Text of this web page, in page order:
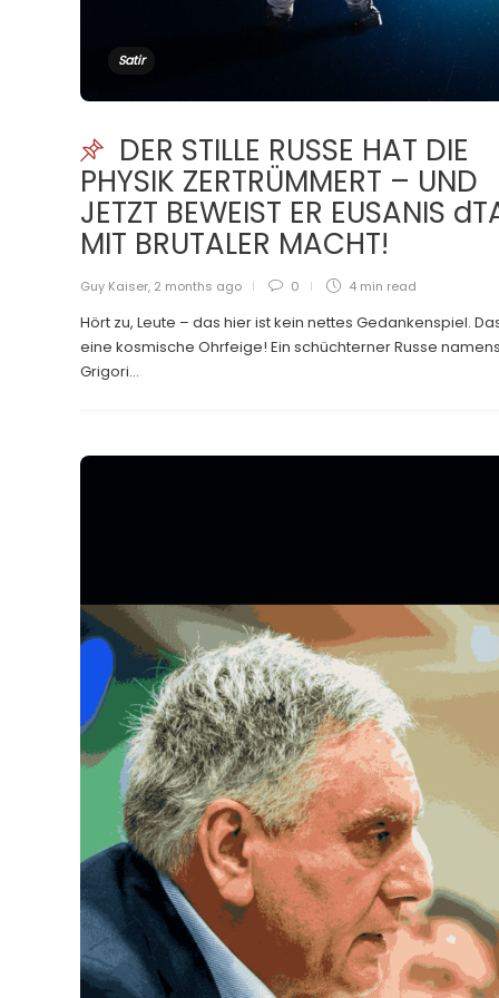
Satir
DER STILLE RUSSE HAT DIE
PHYSIK ZERTRÜMMERT – UND
JETZT BEWEIST ER EUSANIS
MIT BRUTALER MACHT!
Guy Kaiser, 2 months ago 0 4 min read
Hört zu, Leute – das hier ist kein nettes Gedankenspiel.
eine kosmische Ohrfeige! Ein schüchterner Russe
Grigori...